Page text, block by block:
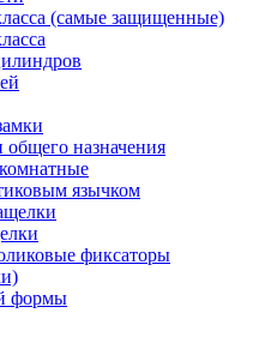
(самые защищенные)
назначения
язычком
фиксаторы
формы